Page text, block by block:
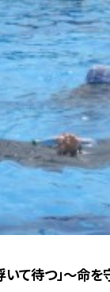
て待つ」～命